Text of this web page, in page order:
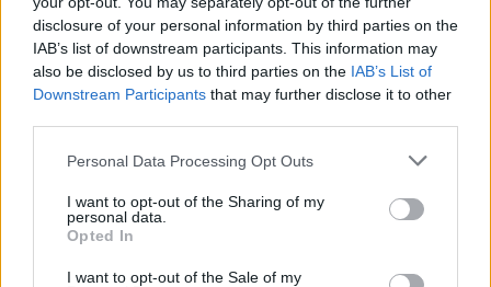
disclosure of your personal information by third parties on the
IAB’s list of downstream participants. This information may
also be disclosed by us to third parties on the IAB’s List of
Downstream Participants that may further disclose it to other
Personal Data Processing Opt Outs
I want to opt-out of the Sharing of my
personal data.
Opted In
I want to opt-out of the Sale of my
La limited edition è acquistabile sul sito di APL, nel
Flagship store del brand a Los Angeles e in tutto il
mondo, presso rivenditori selezionati.
Immagini courtesyMcLaren Automotive